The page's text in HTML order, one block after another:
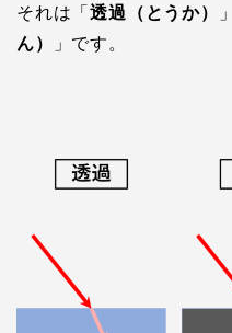
それは「透過（とうか）
ん）
」です。